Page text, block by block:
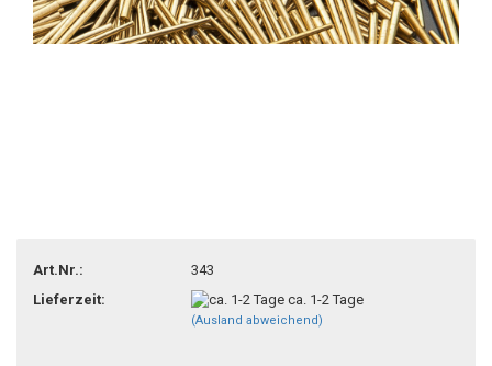
Art.Nr.:
343
Lieferzeit:
ca. 1-2 Tage
(Ausland abweichend)